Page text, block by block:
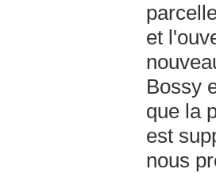
et
Bossy
que la
est
nous